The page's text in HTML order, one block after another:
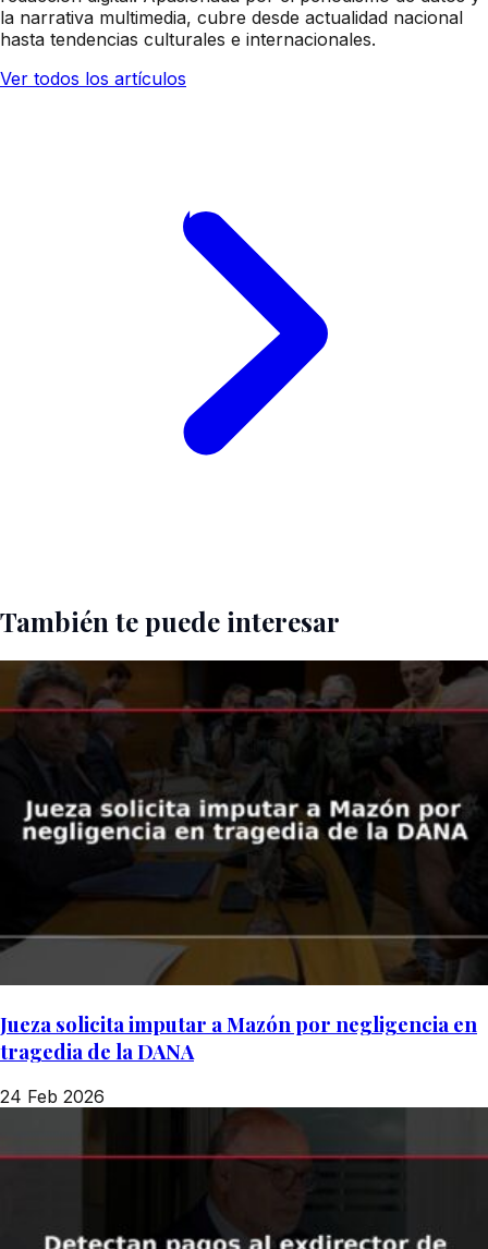
la narrativa multimedia, cubre desde actualidad nacional
hasta tendencias culturales e internacionales.
Ver todos los artículos
También te puede interesar
Jueza solicita imputar a Mazón por negligencia en
tragedia de la DANA
24 Feb 2026